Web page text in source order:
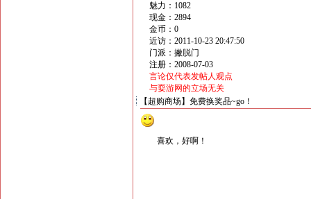
魅力：1082
现金：2894
金币：0
近访：2011-10-23 20:47:50
门派：撇脱门
注册：2008-07-03
言论仅代表发帖人观点
与耍游网的立场无关
【超购商场】免费换奖品~go！
喜欢，好啊！